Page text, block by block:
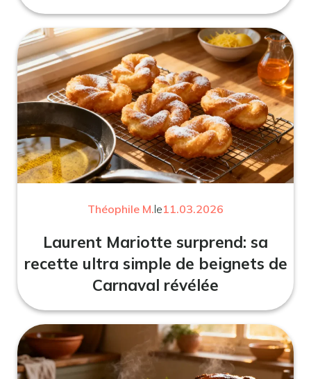
Théophile M.le11.03.2026
Laurent Mariotte surprend: sa
recette ultra simple de beignets de
Carnaval révélée